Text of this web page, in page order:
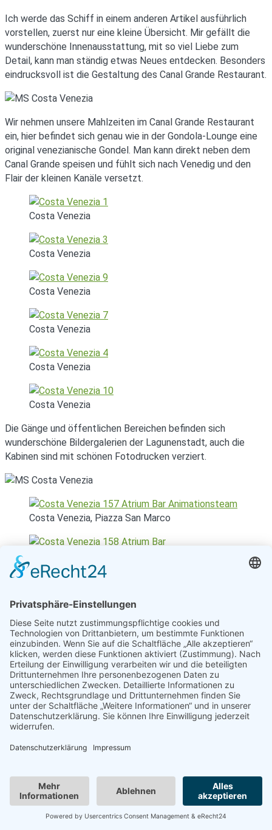
Ich werde das Schiff in einem anderen Artikel ausführlich
vorstellen, zuerst nur eine kleine Übersicht. Mir gefällt die
wunderschöne Innenausstattung, mit so viel Liebe zum
Detail, kann man ständig etwas Neues entdecken. Besonders
eindrucksvoll ist die Gestaltung des Canal Grande Restaurant.
Wir nehmen unsere Mahlzeiten im Canal Grande Restaurant
ein, hier befindet sich genau wie in der Gondola-Lounge eine
original venezianische Gondel. Man kann direkt neben dem
Canal Grande speisen und fühlt sich nach Venedig und den
Flair der kleinen Kanäle versetzt.
Costa Venezia
Costa Venezia
Costa Venezia
Costa Venezia
Costa Venezia
Costa Venezia
Die Gänge und öffentlichen Bereichen befinden sich
wunderschöne Bildergalerien der Lagunenstadt, auch die
Kabinen sind mit schönen Fotodrucken verziert.
Costa Venezia, Piazza San Marco
Costa Venezia, Piazza San Marco
Costa Venezia, Piazza San Marco
Costa Venezia, Piazza San Marco
Besonders beeindruckt viel Gold und Glamour hatte mich die
Piazza San Marco auf Deck 3. Sie ist offen über drei Decks
gut war. Gleich neben der Piazza befindet sich die Rezeption,
welche in verschiedenen Sprachen, unter anderen auch
Deutsch für die Belange der Gäste bereitsteht. Am Terminal